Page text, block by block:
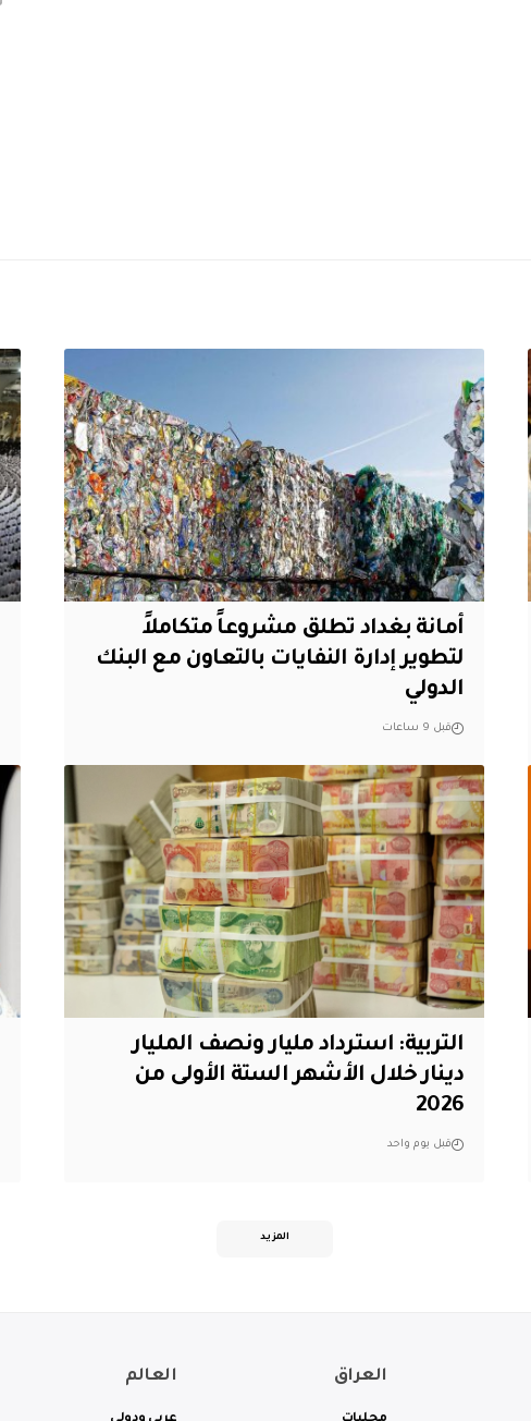
أمانة بغداد تطلق مشروعاً متكاملاً
لتطوير إدارة النفايات بالتعاون مع البنك
الدولي
قبل 9 ساعات
التربية: استرداد مليار ونصف المليار
دينار خلال الأشهر الستة الأولى من
2026
قبل يوم واحد
المزيد
العراق العالم